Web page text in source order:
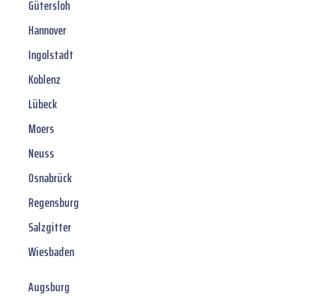
Gütersloh
Hannover
Ingolstadt
Koblenz
Lübeck
Moers
Neuss
Osnabrück
Regensburg
Salzgitter
Wiesbaden
Augsburg